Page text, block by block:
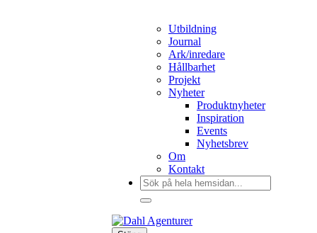
Utbildning
Journal
Ark/inredare
Hållbarhet
Projekt
Nyheter
Produktnyheter
Inspiration
Events
Nyhetsbrev
Om
Kontakt
Sök
efter: